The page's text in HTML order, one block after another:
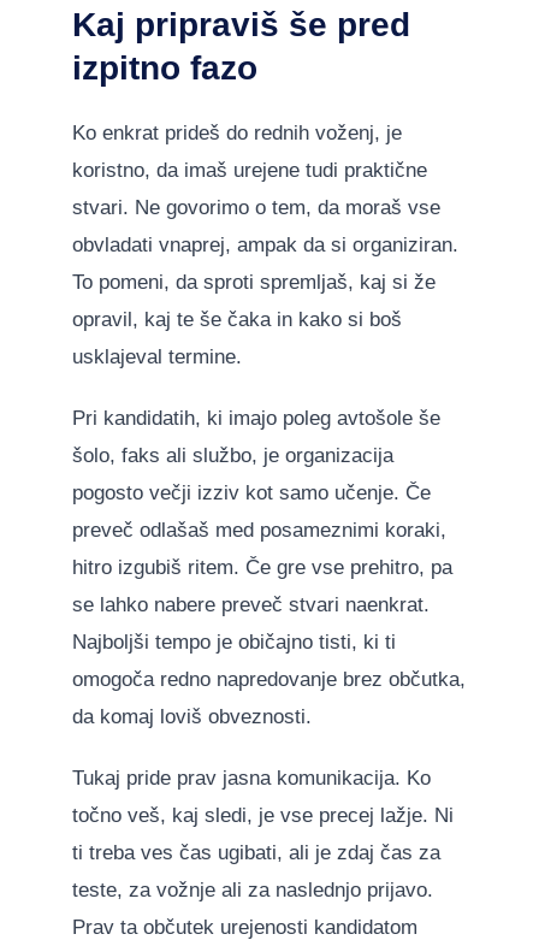
Kaj pripraviš še pred
izpitno fazo
Ko enkrat prideš do rednih voženj, je
koristno, da imaš urejene tudi praktične
stvari. Ne govorimo o tem, da moraš vse
obvladati vnaprej, ampak da si organiziran.
To pomeni, da sproti spremljaš, kaj si že
opravil, kaj te še čaka in kako si boš
usklajeval termine.
Pri kandidatih, ki imajo poleg avtošole še
šolo, faks ali službo, je organizacija
pogosto večji izziv kot samo učenje. Če
preveč odlašaš med posameznimi koraki,
hitro izgubiš ritem. Če gre vse prehitro, pa
se lahko nabere preveč stvari naenkrat.
Najboljši tempo je običajno tisti, ki ti
omogoča redno napredovanje brez občutka,
da komaj loviš obveznosti.
Tukaj pride prav jasna komunikacija. Ko
točno veš, kaj sledi, je vse precej lažje. Ni
ti treba ves čas ugibati, ali je zdaj čas za
teste, za vožnje ali za naslednjo prijavo.
Prav ta občutek urejenosti kandidatom